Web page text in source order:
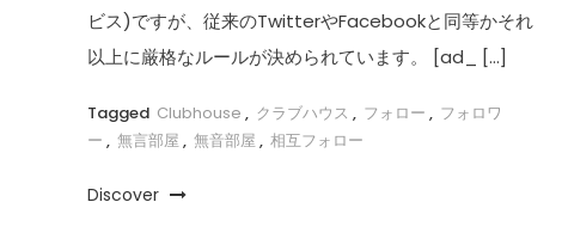
ビス)ですが、従来のTwitterやFacebookと同等かそれ
以上に厳格なルールが決められています。 [ad_ […]
Tagged Clubhouse , クラブハウス , フォロー , フォロワ
ー , 無言部屋, 無音部屋, 相互フォロー
Discover